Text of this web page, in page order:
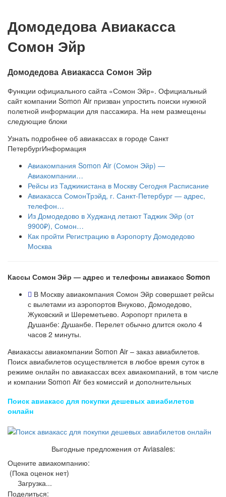
Домодедова Авиакасса
Сомон Эйр
Домодедова Авиакасса Сомон Эйр
Функции официального сайта «Сомон Эйр». Официальный
сайт компании Somon Air призван упростить поиски нужной
полетной информации для пассажира. На нем размещены
следующие блоки
Узнать подробнее об авиакассах в городе Санкт
ПетербургИнформация
Авиакомпания Somon Air (Сомон Эйр) —
Авиакомпании…
Рейсы из Таджикистана в Москву Сегодня Расписание
Авиакасса СомонТрэйд, г. Санкт-Петербург — адрес,
телефон…
Из Домодедово в Худжанд летают Таджик Эйр (от
9900₽), Сомон…
Как пройти Регистрацию в Аэропорту Домодедово
Москва
Кассы Сомон Эйр — адрес и телефоны авиакасс Somon
В Москву авиакомпания Сомон Эйр совершает рейсы
с вылетами из аэропортов Внуково, Домодедово,
Жуковский и Шереметьево. Аэропорт прилета в
Душанбе: Душанбе. Перелет обычно длится около 4
часов 2 минуты.
Авиакассы авиакомпании Somon Air – заказ авиабилетов.
Поиск авиабилетов осуществляется в любое время суток в
режиме онлайн по авиакассах всех авиакомпаний, в том числе
и компании Somon Air без комиссий и дополнительных
Поиск авиакасс для покупки дешевых авиабилетов
онлайн
Выгодные предложения от Aviasales:
Оцените авиакомпанию:
(Пока оценок нет)
Загрузка...
Поделиться: